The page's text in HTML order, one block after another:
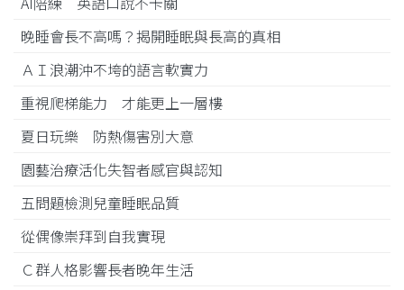
晚睡會長不高嗎？揭開睡眠與長高的真相
ＡＩ浪潮沖不垮的語言軟實力
重視爬梯能力 才能更上一層樓
夏日玩樂 防熱傷害別大意
園藝治療活化失智者感官與認知
五問題檢測兒童睡眠品質
從偶像崇拜到自我實現
Ｃ群人格影響長者晚年生活